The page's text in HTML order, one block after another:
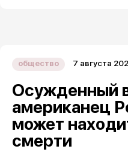
общество 7 августа
Осужденный
американец
может
смерти